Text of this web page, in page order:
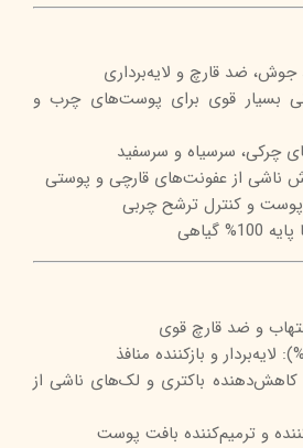
جوش، ضد قارچ و لایه‌برداری
بسیار قوی برای پوست‌های چرب و
چرکی، سرسیاه و سرسفید
ناشی از عفونت‌های قارچی و پوستی
پوست و کنترل ترشح چربی
گیاهی
اسید (5%): کاهش‌دهنده باکتری و لک‌های ناشی از
و ترمیم‌کننده بافت پوست